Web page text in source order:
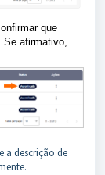
que
Se afirmativo,
a descrição de